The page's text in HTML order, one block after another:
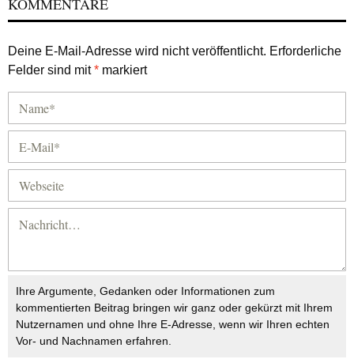
KOMMENTARE
Deine E-Mail-Adresse wird nicht veröffentlicht. Erforderliche
Felder sind mit* markiert
Ihre Argumente, Gedanken oder Informationen zum
kommentierten Beitrag bringen wir ganz oder gekürzt mit Ihrem
Nutzernamen und ohne Ihre E-Adresse, wenn wir Ihren echten
Vor- und Nachnamen erfahren.